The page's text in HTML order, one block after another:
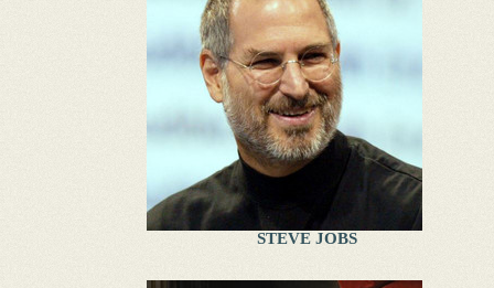
STEVE JOBS